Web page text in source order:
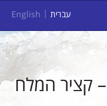
עברית English
קציר המלח